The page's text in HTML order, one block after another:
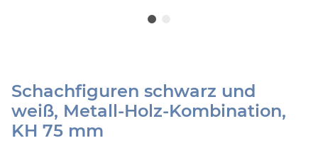
Schachfiguren schwarz und
weiß, Metall-Holz-Kombination,
KH 75 mm